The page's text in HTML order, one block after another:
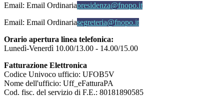
Email: Email Ordinariapresidenza@fnopo.it
Email: Email Ordinariasegreteria@fnopo.it
Orario apertura linea telefonica:
Lunedì-Venerdì 10.00/13.00 - 14.00/15.00
Fatturazione Elettronica
Codice Univoco ufficio: UFOB5V
Nome dell'ufficio: Uff_eFatturaPA
Cod. fisc. del servizio di F.E.: 80181890585